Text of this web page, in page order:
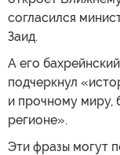
согласился
Заид.
А его
подчеркнул
и прочному миру,
регионе».
Эти фразы могут